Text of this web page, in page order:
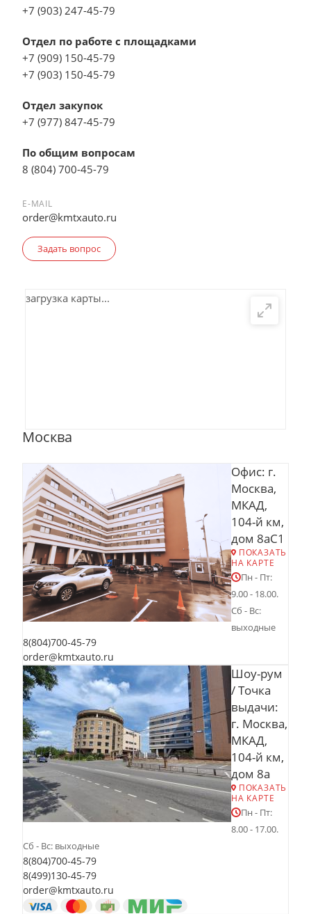
+7 (903) 247-45-79
Отдел по работе с площадками
+7 (909) 150-45-79
+7 (903) 150-45-79
Отдел закупок
+7 (977) 847-45-79
По общим вопросам
8 (804) 700-45-79
E-MAIL
order@kmtxauto.ru
Задать вопрос
загрузка карты...
Москва
Офис: г.
Москва,
МКАД,
104-й км,
дом 8аС1
ПОКАЗАТЬ
НА КАРТЕ
Пн - Пт:
9.00 - 18.00.
Сб - Вс:
выходные
8(804)700-45-79
order@kmtxauto.ru
Шоу-рум
/ Точка
выдачи:
г. Москва,
МКАД,
104-й км,
дом 8а
ПОКАЗАТЬ
НА КАРТЕ
Пн - Пт:
8.00 - 17.00.
Сб - Вс: выходные
8(804)700-45-79
8(499)130-45-79
order@kmtxauto.ru